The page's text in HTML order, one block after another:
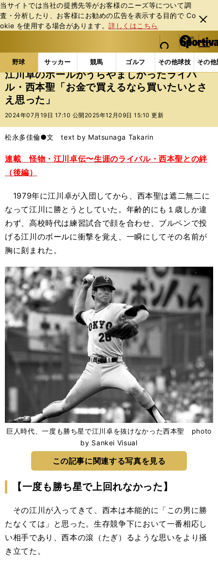
当サイトでは当社の提携先等がお客様のニーズ等について調
査・分析したり、お客様にお勧めの広告を表⽰する⽬的で Co
okie を使⽤する場合があります。詳しくはこちら
閉じ
る
web Sportiva (webスポルティーバ)
検索
マイペ
ー
ジ
メニュ
野球 サッカー 競馬 ゴルフ その他球技 その
b
ス
ポ
ル
テ
ー
バ
野球の記事一覧 プロ野球 江川卓のボールがうらや
江川卓のボールがうらやましかったライバ
ル・西本聖「お金で買えるなら買いたいとさ
え思った」
2024年07月19日 17:10 公開 2025年12月09日 15:10 更新
松永多佳倫●文 text by Matsunaga Takarin
連載 怪物・江川卓伝〜生涯のライバル・西本聖との絆
（後編）
1979年に江川卓が入団してから、西本聖は遮二無二に
なって江川に勝とうとしていた。年齢的にも１歳しか違
わず、高校時代は練習試合で顔を合わせ、ブルペンで投
げる江川のボールに衝撃を覚え、一瞬にしてその名前が
胸に刻まれた。
巨人時代、一度も勝ち星で江川卓を抜けなかった西本聖 photo
by Sankei Visual
この記事に関連する写真を見る
【一度も勝ち星で上回れなかった】
その江川が入ってきて、西本は本能的に「この男に勝
たなくては」と思った。生存競争下において一番相応し
い相手であり、西本の滾（たぎ）るような思いをより掻
き立てた。